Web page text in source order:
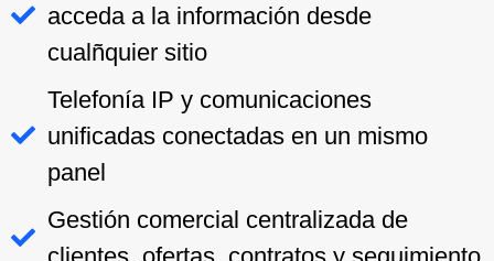
acceda a la información desde
cualñquier sitio
Telefonía IP y comunicaciones
unificadas conectadas en un mismo
panel
Gestión comercial centralizada de